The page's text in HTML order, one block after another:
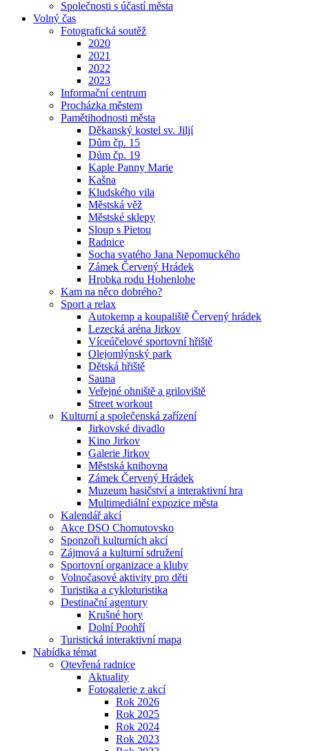
Společnosti s účastí města
Volný čas
Fotografická soutěž
2020
2021
2022
2023
Informační centrum
Procházka městem
Pamětihodnosti města
Děkanský kostel sv. Jiljí
Dům čp. 15
Dům čp. 19
Kaple Panny Marie
Kašna
Kludského vila
Městská věž
Městské sklepy
Sloup s Pietou
Radnice
Socha svatého Jana Nepomuckého
Zámek Červený Hrádek
Hrobka rodu Hohenlohe
Kam na něco dobrého?
Sport a relax
Autokemp a koupaliště Červený hrádek
Lezecká aréna Jirkov
Víceúčelové sportovní hřiště
Olejomlýnský park
Dětská hřiště
Sauna
Veřejné ohniště a griloviště
Street workout
Kulturní a společenská zařízení
Jirkovské divadlo
Kino Jirkov
Galerie Jirkov
Městská knihovna
Zámek Červený Hrádek
Muzeum hasičství a interaktivní hra
Multimediální expozice města
Kalendář akcí
Akce DSO Chomutovsko
Sponzoři kulturních akcí
Zájmová a kulturní sdružení
Sportovní organizace a kluby
Volnočasové aktivity pro děti
Turistika a cykloturistika
Destinační agentury
Krušné hory
Dolní Poohří
Turistická interaktivní mapa
Nabídka témat
Otevřená radnice
Aktuality
Fotogalerie z akcí
Rok 2026
Rok 2025
Rok 2024
Rok 2023